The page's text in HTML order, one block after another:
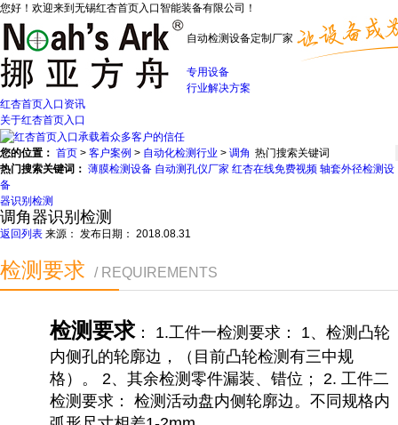
您好！欢迎来到无锡红杏首页入口智能装备有限公司！
自动检测设备定制厂家
专用设备
行业解决方案
红杏首页入口资讯
关于红杏首页入口
热门搜索关键词： 薄膜检测设备 自动测孔仪厂家 红杏在线免费视频 轴套外径检测设
备
您的位置： 首页 > 客户案例 > 自动化检测行业 > 调角
器识别检测
调角器识别检测
返回列表 来源： 发布日期： 2018.08.31
检测要求 / REQUIREMENTS
检测要求： 1.工件一检测要求： 1、检测凸轮
内侧孔的轮廓边，（目前凸轮检测有三中规
格）。 2、其余检测零件漏装、错位； 2. 工件二
检测要求： 检测活动盘内侧轮廓边。不同规格内